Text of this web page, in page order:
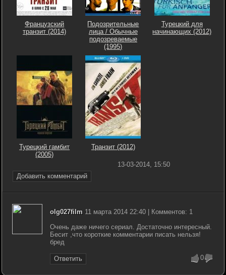
Французский
транзит (2014)
Подозрительные
лица / Обычные
подозреваемые
(1995)
Турецкий для
начинающих (2012)
Турецкий гамбит
(2005)
Транзит (2012)
Добавить комментарий
13-03-2014, 15:50
olg027film 11 марта 2014 22:40 | Комментов: 1
Очень даже ничего сериал. Достаточно интересный.
Бесит ,что короткие комментарии писать нельзя!
бред
Ответить 0